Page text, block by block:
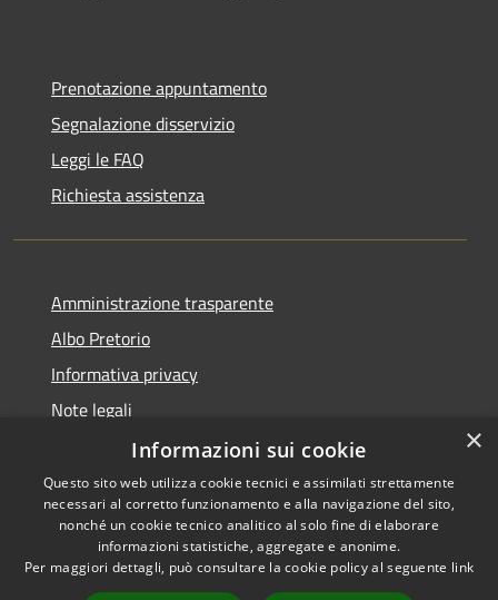
Prenotazione appuntamento
Segnalazione disservizio
Leggi le FAQ
Richiesta assistenza
Amministrazione trasparente
Albo Pretorio
Informativa privacy
Note legali
Dichiarazione di accessibilità
RSS
Accessibilità
Copyright © 2026 • Comune di
×
Informazioni sui cookie
Questo sito web utilizza cookie tecnici e assimilati strettamente
necessari al corretto funzionamento e alla navigazione del sito,
nonché un cookie tecnico analitico al solo fine di elaborare
informazioni statistiche, aggregate e anonime.
Per maggiori dettagli, può consultare la cookie policy al seguente link